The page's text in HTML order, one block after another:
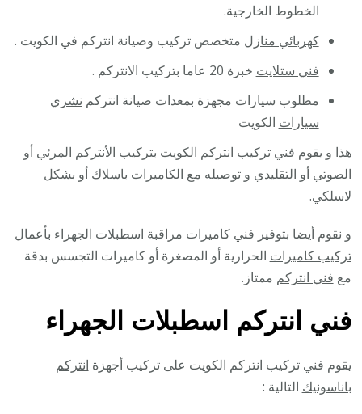
الخطوط الخارجية.
كهربائي منازل متخصص تركيب وصيانة انتركم في الكويت .
فني ستلايت خبرة 20 عاما بتركيب الانتركم .
مطلوب سيارات مجهزة بمعدات صيانة انتركم نشري
سيارات الكويت
هذا و يقوم فني تركيب انتركم الكويت بتركيب الأنتركم المرئي أو
الصوتي أو التقليدي و توصيله مع الكاميرات باسلاك أو بشكل
لاسلكي.
و نقوم أيضا بتوفير فني كاميرات مراقبة اسطبلات الجهراء بأعمال
تركيب كاميرات الحرارية أو المصغرة أو كاميرات التجسس بدقة
مع فني انتركم ممتاز.
فني انتركم اسطبلات الجهراء
يقوم فني تركيب انتركم الكويت على تركيب أجهزة انتركم
باناسونيك التالية :